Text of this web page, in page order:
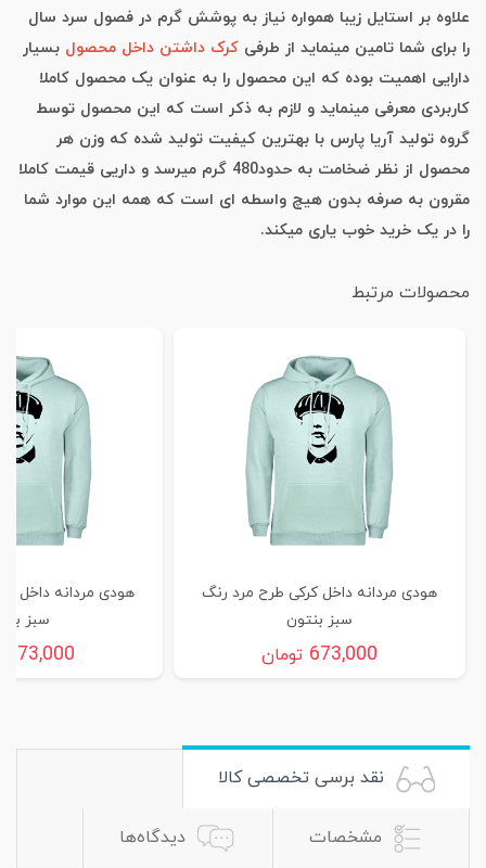
علاوه بر استایل زیبا همواره نیاز به پوشش گرم در فصول سرد سال
را برای شما تامین مینماید از طرفی کرک داشتن داخل محصول بسیار
دارایی اهمیت بوده که این محصول را به عنوان یک محصول کاملا
کاربردی معرفی مینماید و لازم به ذکر است که این محصول توسط
گروه تولید آریا پارس با بهترین کیفیت تولید شده که وزن هر
محصول از نظر ضخامت به حدود480 گرم میرسد و داریی قیمت کاملا
مقرون به صرفه بدون هیچ واسطه ای است که همه این موارد شما
را در یک خرید خوب یاری میکند.
محصولات مرتبط
هودی مردانه داخل کرکی طرح مرد رنگ
سبز بنتون
673,000 تومان
هودی مردانه داخل
سبز
673,000
نقد برسی تخصصی کالا
مشخصات دیدگاه‌ها